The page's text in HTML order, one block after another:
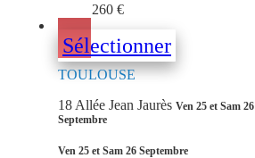
260 €
Sélectionner
TOULOUSE
18 Allée Jean Jaurès Ven 25 et Sam 26
Septembre
Ven 25 et Sam 26 Septembre